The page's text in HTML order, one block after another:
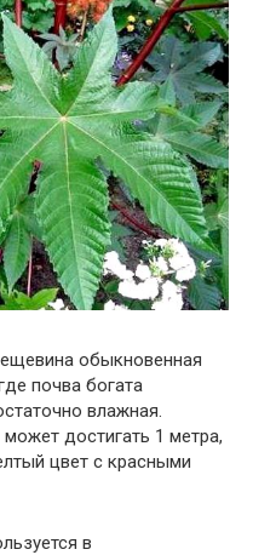
обыкновенная
почва богата
влажная.
достигать 1 метра,
цвет с красными
в